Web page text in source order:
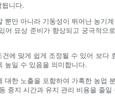
니다.
만 아니라 기동성이 뛰어난 농기
묘상 준비가 향상되고 궁극적으
에 맞게 쉽게 조정될 수 있어 보다
높일 수 있음을 의미합니다.
한 노출을 포함하여 가혹한 농업
중지 시간과 유지 관리 비용을 줄일